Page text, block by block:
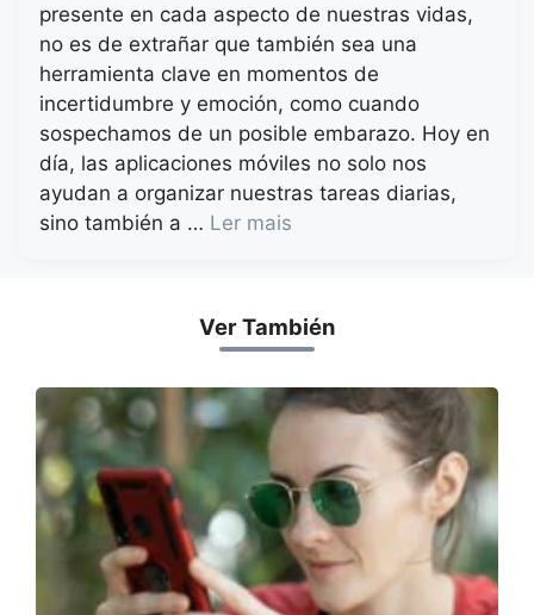
presente en cada aspecto de nuestras vidas,
no es de extrañar que también sea una
herramienta clave en momentos de
incertidumbre y emoción, como cuando
sospechamos de un posible embarazo. Hoy en
día, las aplicaciones móviles no solo nos
ayudan a organizar nuestras tareas diarias,
sino también a … Ler mais
Ver También